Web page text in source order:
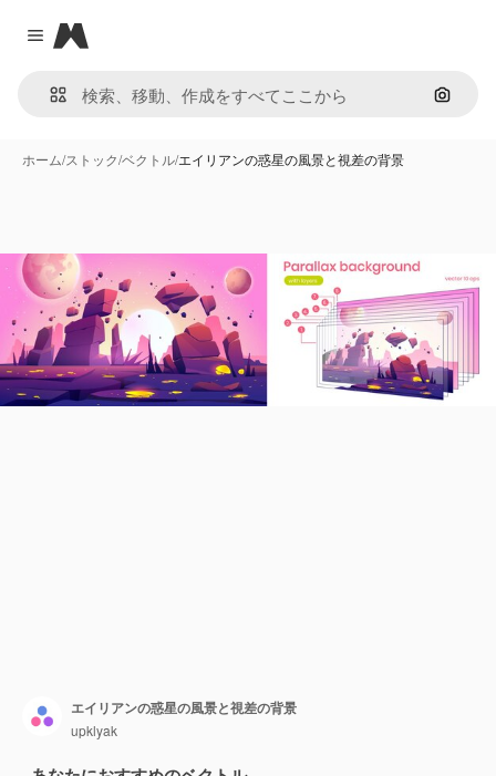
Close menu
Magnific
画像で
ホーム/ストック/ベクトル/エイリアンの惑星の風景と視差の背景
エイリアンの惑星の風景と視差の背景
upklyak